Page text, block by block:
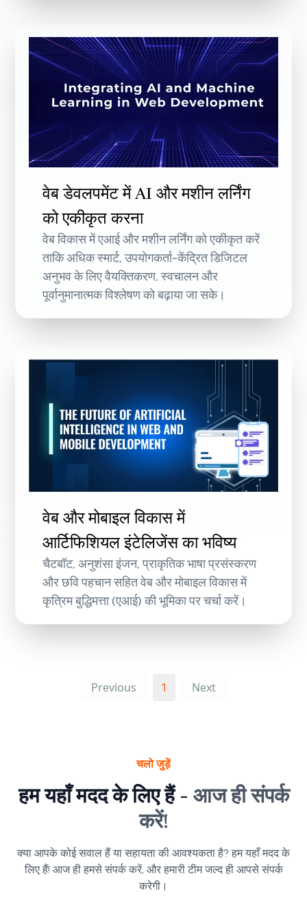
वेब डेवलपमेंट में AI और मशीन लर्निंग
को एकीकृत करना
वेब विकास में एआई और मशीन लर्निंग को एकीकृत करें
ताकि अधिक स्मार्ट, उपयोगकर्ता-केंद्रित डिजिटल
अनुभव के लिए वैयक्तिकरण, स्वचालन और
पूर्वानुमानात्मक विश्लेषण को बढ़ाया जा सके।
वेब और मोबाइल विकास में
आर्टिफिशियल इंटेलिजेंस का भविष्य
चैटबॉट, अनुशंसा इंजन, प्राकृतिक भाषा प्रसंस्करण
और छवि पहचान सहित वेब और मोबाइल विकास में
कृत्रिम बुद्धिमत्ता (एआई) की भूमिका पर चर्चा करें।
Previous 1 Next
चलो जुड़ें
हम यहाँ मदद के लिए हैं - आज ही संपर्क
करें!
क्या आपके कोई सवाल हैं या सहायता की आवश्यकता है? हम यहाँ मदद के
लिए हैं! आज ही हमसे संपर्क करें, और हमारी टीम जल्द ही आपसे संपर्क
करेगी।